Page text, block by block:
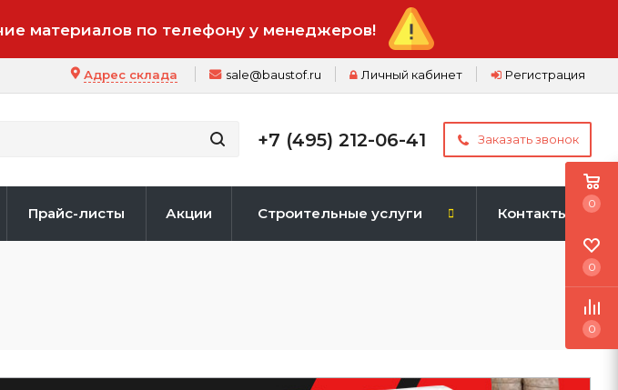
материалов по телефону у менеджеров!
Регистрация
Личный кабинет
sale@baustof.ru
Адрес склада
+7 (495) 212-06-41 Заказать звонок
Прайс-листы Акции Строительные услуги Контакты
0
0
0